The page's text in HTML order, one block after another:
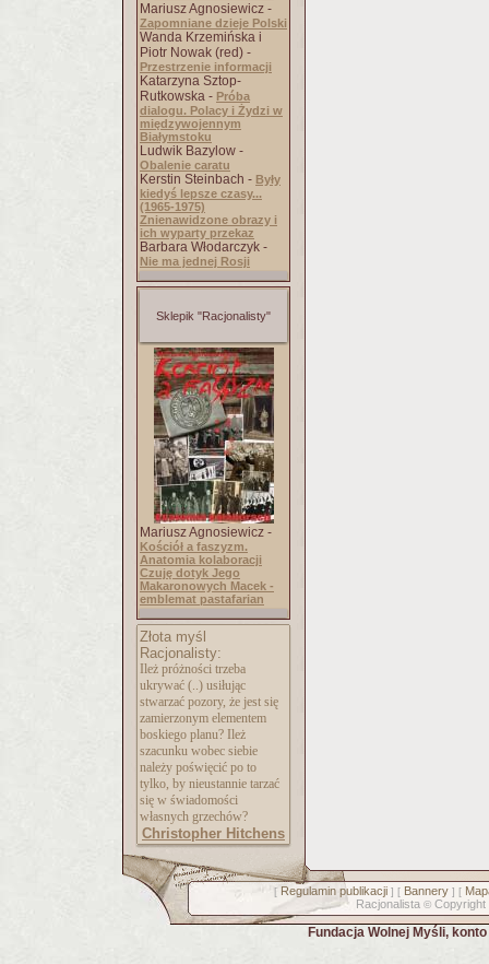
Mariusz Agnosiewicz -
Zapomniane dzieje Polski
Wanda Krzemińska i
Piotr Nowak (red) -
Przestrzenie informacji
Katarzyna Sztop-
Rutkowska - Próba
dialogu. Polacy i Żydzi w
międzywojennym
Białymstoku
Ludwik Bazylow -
Obalenie caratu
Kerstin Steinbach - Były
kiedyś lepsze czasy...
(1965-1975)
Znienawidzone obrazy i
ich wyparty przekaz
Barbara Włodarczyk -
Nie ma jednej Rosji
Sklepik "Racjonalisty"
Mariusz Agnosiewicz -
Kościół a faszyzm.
Anatomia kolaboracji
Czuję dotyk Jego
Makaronowych Macek -
emblemat pastafarian
Złota myśl
Racjonalisty:
Ileż próżności trzeba
ukrywać (..) usiłując
stwarzać pozory, że jest się
zamierzonym elementem
boskiego planu? Ileż
szacunku wobec siebie
należy poświęcić po to
tylko, by nieustannie tarzać
się w świadomości
własnych grzechów?
Christopher Hitchens
[ Regulamin publikacji] [ Bannery] [
Racjonalista © Copyright
Fundacja Wolnej Myśli,